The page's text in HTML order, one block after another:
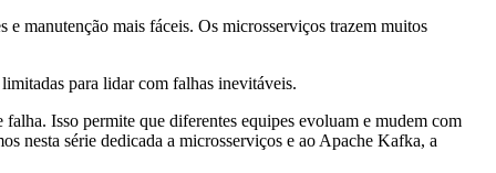
e manutenção mais fáceis. Os microsserviços trazem muitos
para lidar com falhas inevitáveis.
Isso permite que diferentes equipes evoluam e mudem com
nesta série dedicada a microsserviços e ao Apache Kafka, a